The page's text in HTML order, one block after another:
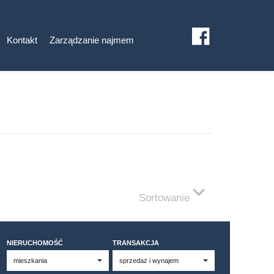
Kontakt Zarządzanie najmem
Sortowanie
NIERUCHOMOŚĆ TRANSAKCJA